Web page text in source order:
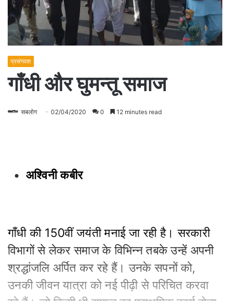
प्रसंगवश
गाँधी और घुमन्तू समाज
सबलोग 02/04/2020 0 12 minutes read
अश्विनी कबीर
गाँधी की 150वीं जयंती मनाई जा रही है। सरकारी
विभागों से लेकर समाज के विभिन्न तबके उन्हें अपनी
श्रद्धांजलि अर्पित कर रहे हैं। उनके सपनों को,
उनकी जीवन यात्रा को नई पीढ़ी से परिचित करवा